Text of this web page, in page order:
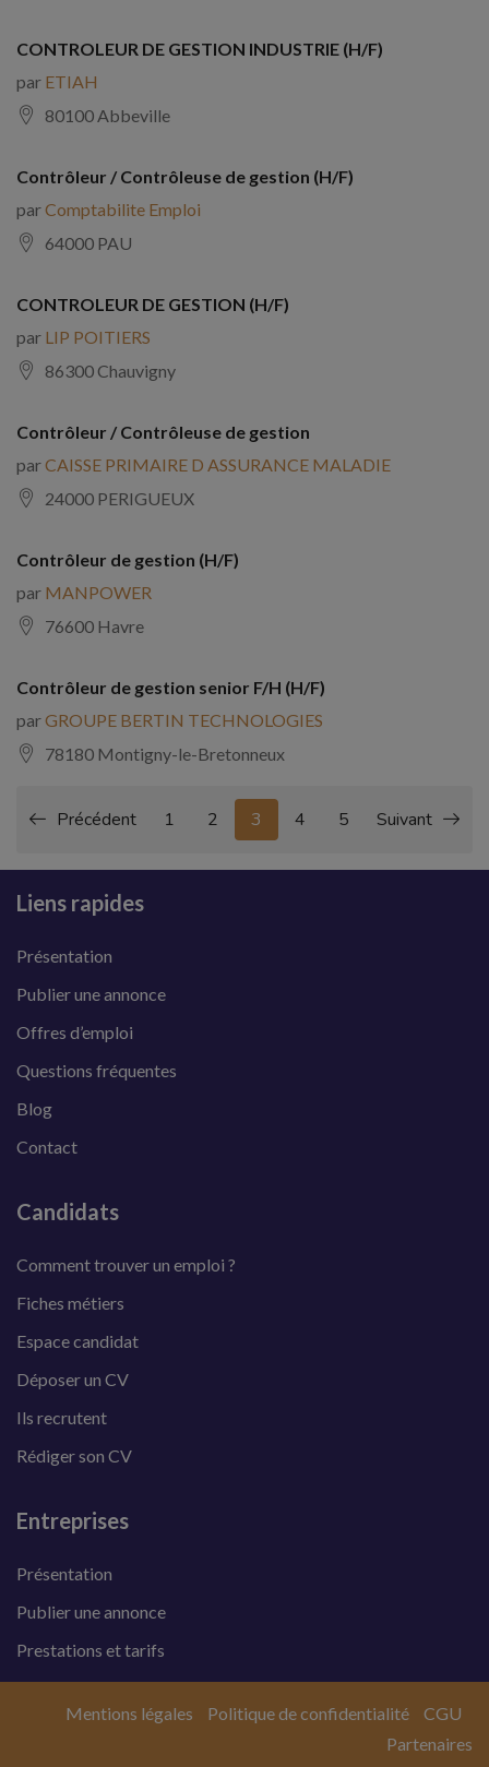
CONTROLEUR DE GESTION INDUSTRIE (H/F)
par ETIAH
80100 Abbeville
Contrôleur / Contrôleuse de gestion (H/F)
parComptabilite Emploi
64000 PAU
CONTROLEUR DE GESTION (H/F)
par LIP POITIERS
86300 Chauvigny
Contrôleur / Contrôleuse de gestion
parCAISSE PRIMAIRE D ASSURANCE MALADIE
24000 PERIGUEUX
Contrôleur de gestion (H/F)
par MANPOWER
76600 Havre
Contrôleur de gestion senior F/H (H/F)
parGROUPE BERTIN TECHNOLOGIES
78180 Montigny-le-Bretonneux
Précédent 1 2 3 4 5 Suivant
Liens rapides
Présentation
Publier une annonce
Offres d’emploi
Questions fréquentes
Blog
Contact
Candidats
Comment trouver un emploi ?
Fiches métiers
Espace candidat
Déposer un CV
Ils recrutent
Rédiger son CV
Entreprises
Présentation
Publier une annonce
Prestations et tarifs
Mentions légales Politique de confidentialité
CGU
Partenaires